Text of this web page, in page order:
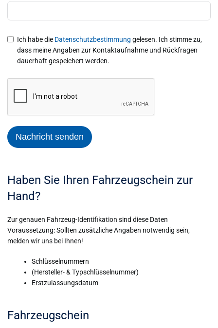
Ich habe die Datenschutzbestimmung gelesen. Ich stimme zu,
dass meine Angaben zur Kontaktaufnahme und Rückfragen
dauerhaft gespeichert werden.
Nachricht senden
Haben Sie Ihren Fahrzeugschein zur
Hand?
Zur genauen Fahrzeug-Identifikation sind diese Daten
Voraussetzung: Sollten zusätzliche Angaben notwendig sein,
melden wir uns bei Ihnen!
Schlüsselnummern
(Hersteller- & Typschlüsselnummer)
Erstzulassungsdatum
Fahrzeugschein